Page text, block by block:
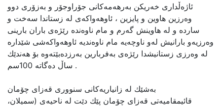
ئاژەڵداری خەریكن بەرهەمەكانی جۆراوجۆر و بەزۆری دوو
وەرزین هاوین و پایزین ، ئاوهەواكەی لە زستاندا سەخت و
ساردە و لە هاوینش گەرم و مام ناوەندە رێژەی باران بارینی
وەرزیەو بارانیش لەو ناوچەیە مام ناوەندیە ئاوهەواكەشی شێدارە
لە وەرزی زستانیشدا رێژەی بەفربارین بەرزدەبێتەوە بۆ هەندێك
ساڵ دەگاتە 100سم .
به‌شێك له‌ زانیاریه‌کانی سنووری قه‌زای چۆمان
قائیمقامیەتی قەزای چۆمان پێك دێت لە ناحیەی (سمیلان،